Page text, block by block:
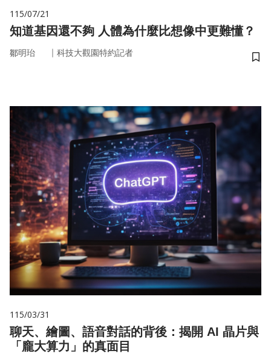
115/07/21
知道基因還不夠 人體為什麼比想像中更難懂？
鄒明珆 ｜ 科技大觀園特約記者
儲
115/03/31
聊天、繪圖、語音對話的背後：揭開 AI 晶片與
「龐大算力」的真面目